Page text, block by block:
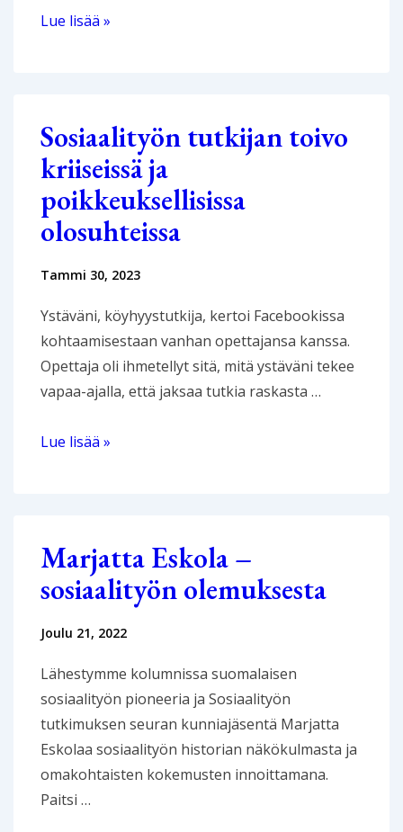
Asunnottomuus,
Lue lisää »
Sosiaalityön tutkijan toivo
kriiseissä ja
poikkeuksellisissa
olosuhteissa
Tammi 30, 2023
Ystäväni, köyhyystutkija, kertoi Facebookissa
kohtaamisestaan vanhan opettajansa kanssa.
Opettaja oli ihmetellyt sitä, mitä ystäväni tekee
vapaa-ajalla, että jaksaa tutkia raskasta …
Sosiaalityön
poikkeuksellisissa
olosuhteissa
Lue lisää »
Marjatta Eskola –
sosiaalityön olemuksesta
Joulu 21, 2022
Lähestymme kolumnissa suomalaisen
sosiaalityön pioneeria ja Sosiaalityön
tutkimuksen seuran kunniajäsentä Marjatta
Eskolaa sosiaalityön historian näkökulmasta ja
omakohtaisten kokemusten innoittamana.
Paitsi …